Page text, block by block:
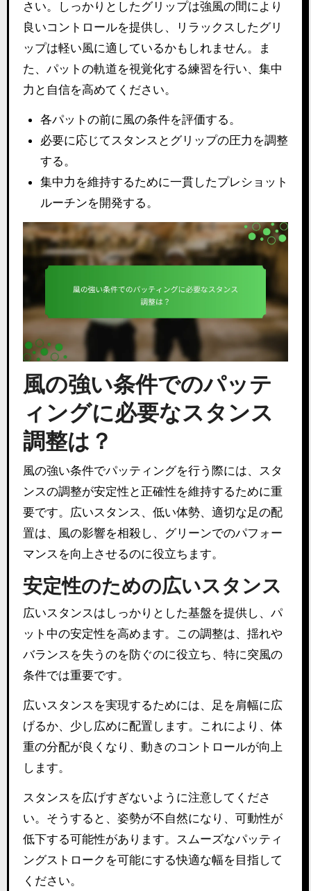
さい。しっかりとしたグリップは強風の間により
良いコントロールを提供し、リラックスしたグリ
ップは軽い風に適しているかもしれません。ま
た、パットの軌道を視覚化する練習を行い、集中
力と自信を高めてください。
各パットの前に風の条件を評価する。
必要に応じてスタンスとグリップの圧力を調整
する。
集中力を維持するために一貫したプレショット
ルーチンを開発する。
風の強い条件でのパッテ
ィングに必要なスタンス
調整は？
風の強い条件でパッティングを行う際には、スタ
ンスの調整が安定性と正確性を維持するために重
要です。広いスタンス、低い体勢、適切な足の配
置は、風の影響を相殺し、グリーンでのパフォー
マンスを向上させるのに役立ちます。
安定性のための広いスタンス
広いスタンスはしっかりとした基盤を提供し、パ
ット中の安定性を高めます。この調整は、揺れや
バランスを失うのを防ぐのに役立ち、特に突風の
条件では重要です。
広いスタンスを実現するためには、足を肩幅に広
げるか、少し広めに配置します。これにより、体
重の分配が良くなり、動きのコントロールが向上
します。
スタンスを広げすぎないように注意してくださ
い。そうすると、姿勢が不自然になり、可動性が
低下する可能性があります。スムーズなパッティ
ングストロークを可能にする快適な幅を目指して
ください。